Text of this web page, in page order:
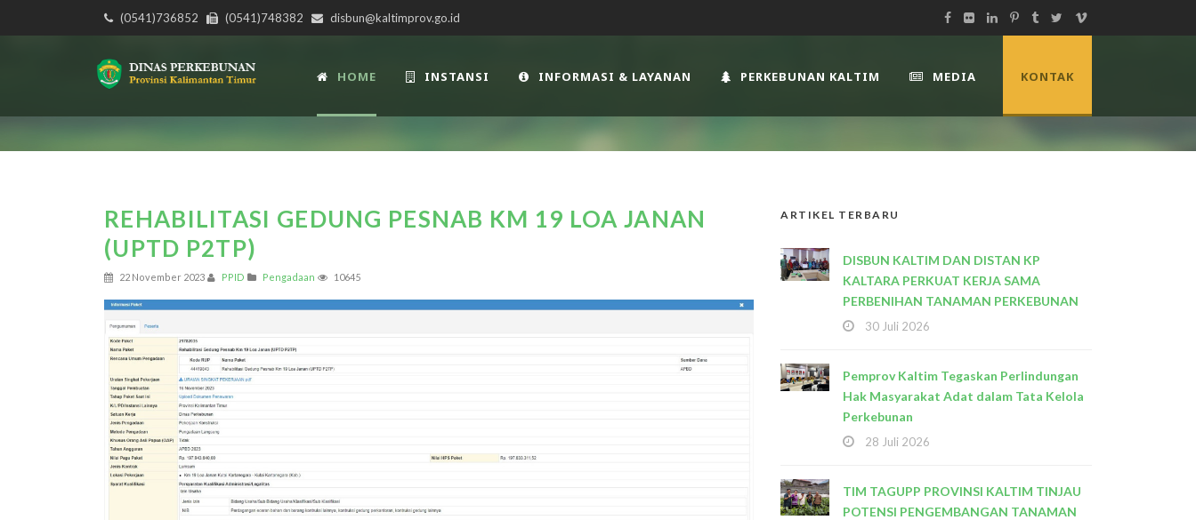
(0541)736852 (0541)748382 disbun@kaltimprov.go.id
HOME INSTANSI INFORMASI & LAYANAN PERKEBUNAN KALTIM MEDIA KONTAK
REHABILITASI GEDUNG PESNAB KM 19 LOA JANAN
(UPTD P2TP)
22 November 2023 PPID Pengadaan 10645
ARTIKEL TERBARU
DISBUN KALTIM DAN DISTAN KP
KALTARA PERKUAT KERJA SAMA
PERBENIHAN TANAMAN PERKEBUNAN
30 Juli 2026
Pemprov Kaltim Tegaskan Perlindungan
Hak Masyarakat Adat dalam Tata Kelola
Perkebunan
28 Juli 2026
TIM TAGUPP PROVINSI KALTIM TINJAU
POTENSI PENGEMBANGAN TANAMAN